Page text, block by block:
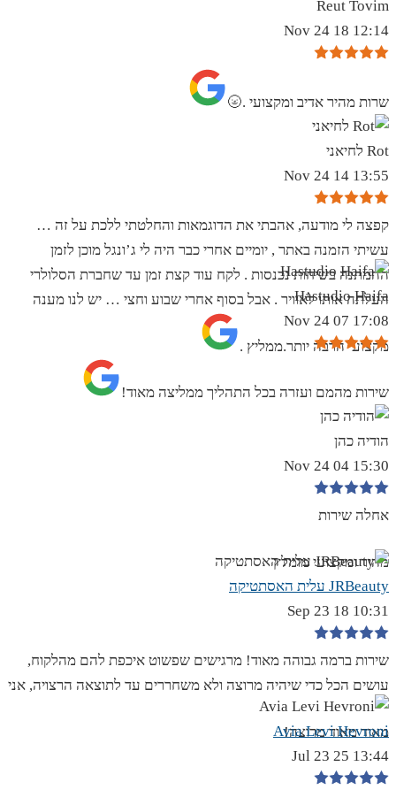
Reut Tovim
12:14 18 Nov 24
שרות מהיר אדיב ומקצועי .🌝
Rot לחיאני
13:55 14 Nov 24
קפצה לי מודעה, אהבתי את הדוגמאות והחלטתי ללכת על זה …
עשיתי הזמנה באתר , יומיים אחרי כבר היה לי ג’ונגל מוכן לזמן
ההמתנה בשיחות נכנסות . לקח עוד קצת זמן עד שחברת הסלולרי
העלתה אותו לאוויר . אבל בסוף אחרי שבוע וחצי … יש לנו מענה
מקצועי הרבה יותר.ממליץ .
Hastudio Haifa
17:08 07 Nov 24
שירות מהמם ועזרה בכל התהליך ממליצה מאוד!
הודיה כהן
15:30 04 Nov 24
אחלה שירות
מהיר ומקצועי מומלץ
JRBeauty עלית האסתטיקה
10:31 18 Sep 23
שירות ברמה גבוהה מאוד! מרגישים שפשוט איכפת להם מהלקוח,
עושים הכל כדי שיהיה מרוצה ולא משחררים עד לתוצאה הרצויה, אני
מאוד מאוד מרוצה!
Avia Levi Hevroni
13:44 25 Jul 23